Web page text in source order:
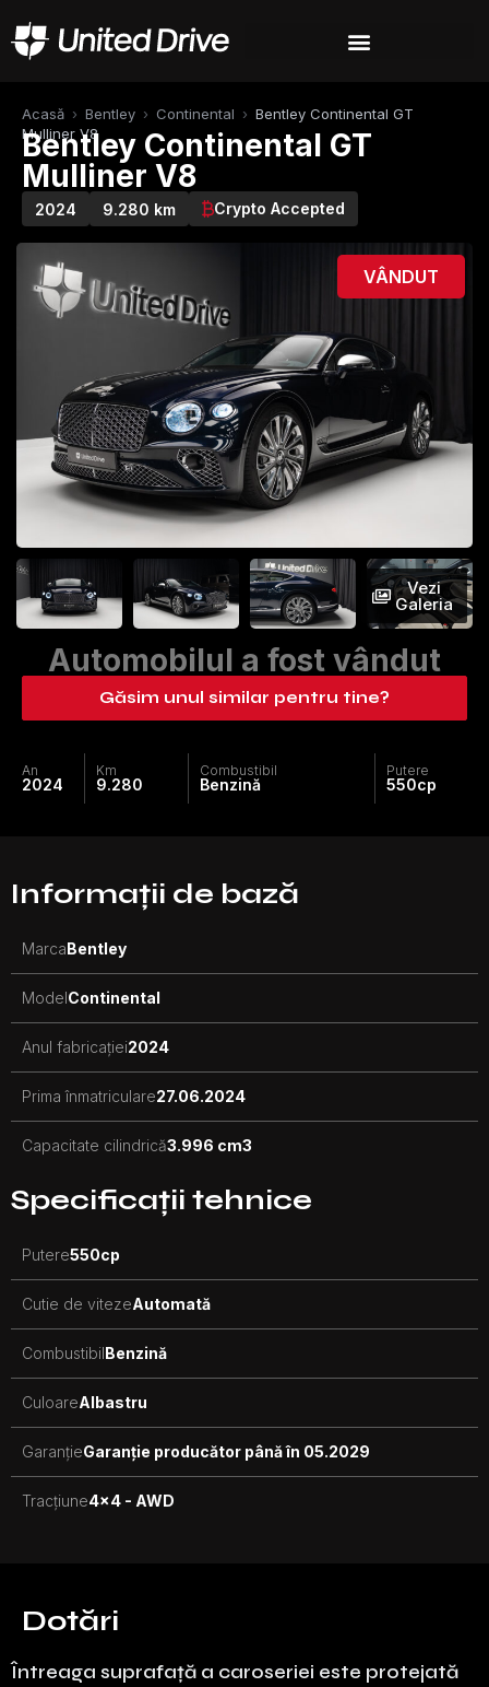
Acasă › Bentley › Continental › Bentley Continental GT
Mulliner V8
Bentley Continental GT
Mulliner V8
2024 9.280 km Crypto Accepted
VÂNDUT
Vezi
Galeria
Automobilul a fost vândut
Găsim unul similar pentru tine?
An
2024
Km
9.280
Combustibil
Benzină
Putere
550cp
Informații de bază
MarcaBentley
ModelContinental
Anul fabricației2024
Prima înmatriculare27.06.2024
Capacitate cilindrică3.996 cm3
Specificații tehnice
Putere550cp
Cutie de vitezeAutomată
CombustibilBenzină
CuloareAlbastru
GaranțieGaranție producător până în 05.2029
Tracțiune4x4 - AWD
Dotări
Întreaga suprafață a caroseriei este protejată